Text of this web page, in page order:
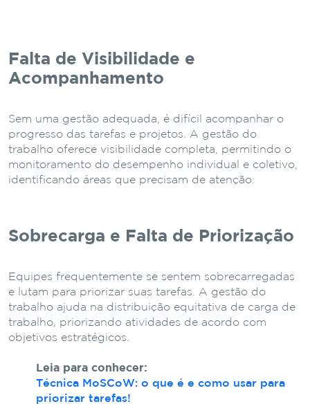
Falta de Visibilidade e
Acompanhamento
Sem uma gestão adequada, é difícil acompanhar o
progresso das tarefas e projetos. A gestão do
trabalho oferece visibilidade completa, permitindo o
monitoramento do desempenho individual e coletivo,
identificando áreas que precisam de atenção.
Sobrecarga e Falta de Priorização
Equipes frequentemente se sentem sobrecarregadas
e lutam para priorizar suas tarefas. A gestão do
trabalho ajuda na distribuição equitativa de carga de
trabalho, priorizando atividades de acordo com
objetivos estratégicos.
Leia para conhecer:
Técnica MoSCoW: o que é e como usar para
priorizar tarefas!